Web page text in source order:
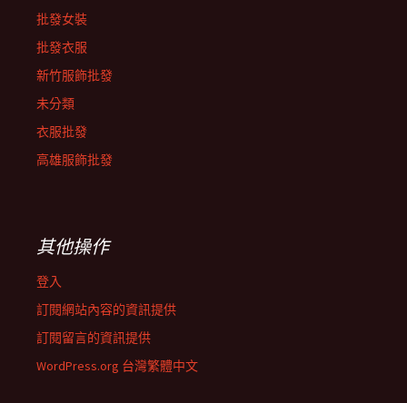
批發女裝
批發衣服
新竹服飾批發
未分類
衣服批發
高雄服飾批發
其他操作
登入
訂閱網站內容的資訊提供
訂閱留言的資訊提供
WordPress.org 台灣繁體中文